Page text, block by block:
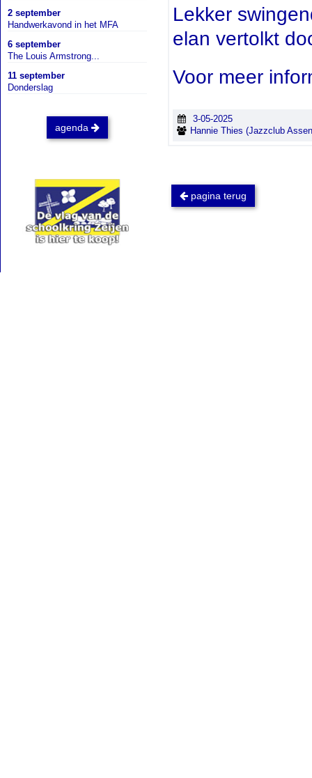
2 september
Handwerkavond in het MFA
6 september
The Louis Armstrong...
11 september
Donderslag
agenda
Lekker
elan vertolkt
Voor meer
3-05-2025
Hannie Thies (Jazzclub
pagina terug